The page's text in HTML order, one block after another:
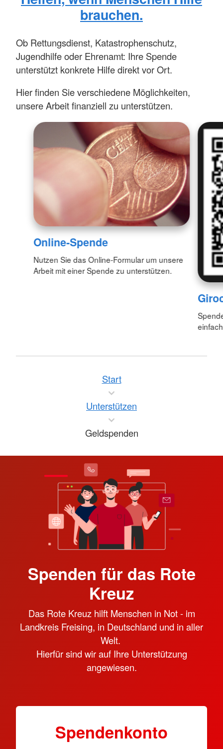
brauchen.
Ob Rettungsdienst, Katastrophenschutz,
Jugendhilfe oder Ehrenamt: Ihre Spende
unterstützt konkrete Hilfe direkt vor Ort.
Hier finden Sie verschiedene Möglichkeiten,
unsere Arbeit finanziell zu unterstützen.
Online-Spende
Nutzen Sie das Online-Formular um unsere
Arbeit mit einer Spende zu unterstützen.
Start
Unterstützen
Geldspenden
Spenden für das Rote
Kreuz
Das Rote Kreuz hilft Menschen in Not - im
Landkreis Freising, in Deutschland und in aller
Welt.
Hierfür sind wir auf Ihre Unterstützung
angewiesen.
Spendenkonto